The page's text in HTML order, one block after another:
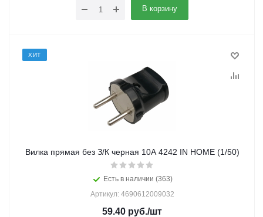
В корзину
ХИТ
Вилка прямая без З/К черная 10А 4242 IN HOME (1/50)
Есть в наличии (363)
Артикул: 4690612009032
59.40 руб./шт